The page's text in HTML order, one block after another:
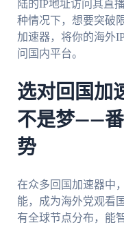
陆的IP地址访问其直
种情况下，想要突破
加速器，将你的海外
问国内平台。
选对回国加
不是梦——
势
在众多回国加速器中，
能，成为海外党观看
有全球节点分布，能